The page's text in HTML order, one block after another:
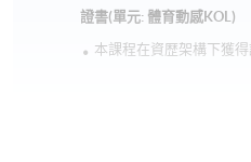
證書(單元: 體育動感KOL)
本課程在資歴架構下獲